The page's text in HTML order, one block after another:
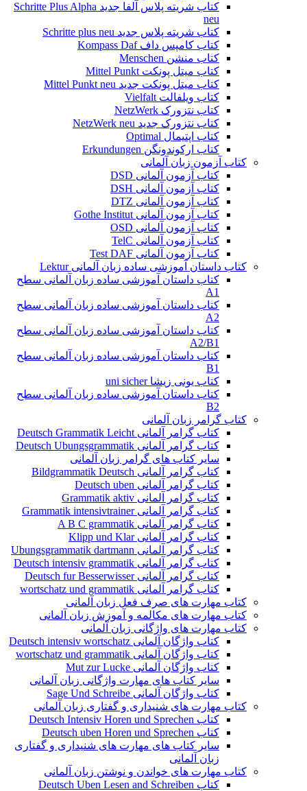
کتاب شریته پلاس آلفا جدید Schritte Plus Alpha
neu
کتاب شریته پلاس جدید Schritte plus neu
کتاب کامپس داف Kompass Daf
کتاب منشن Menschen
کتاب میتل پونکت Mittel Punkt
کتاب میتل پونکت جدید Mittel Punkt neu
کتاب ویلفالت Vielfalt
کتاب نتزورک NetzWerk
کتاب نتزورک جدید NetzWerk neu
کتاب اپتیمال Optimal
کتاب ارکوندونگن Erkundungen
کتاب آزمون زبان آلمانی
کتاب آزمون آلمانی DSD
کتاب آزمون آلمانی DSH
کتاب آزمون آلمانی DTZ
کتاب آزمون آلمانی Gothe Institut
کتاب آزمون آلمانی OSD
کتاب آزمون آلمانی TelC
کتاب آزمون آلمانی Test DAF
کتاب داستان آموزشی ساده زبان آلمانی Lektur
کتاب داستان آموزشی ساده زبان آلمانی سطح
A1
کتاب داستان آموزشی ساده زبان آلمانی سطح
A2
کتاب داستان آموزشی ساده زبان آلمانی سطح
A2/B1
کتاب داستان آموزشی ساده زبان آلمانی سطح
B1
کتاب یونی زیشا uni sicher
کتاب داستان آموزشی ساده زبان آلمانی سطح
B2
کتاب گرامر زبان آلمانی
کتاب گرامر آلمانی Deutsch Grammatik Leicht
کتاب گرامر آلمانی Deutsch Ubungsgrammatik
سایر کتاب های گرامر زبان آلمانی
کتاب گرامر آلمانی Bildgrammatik Deutsch
کتاب گرامر آلمانی Deutsch uben
کتاب گرامر آلمانی Grammatik aktiv
کتاب گرامر آلمانی Grammatik intensivtrainer
کتاب گرامر آلمانی A B C grammatik
کتاب گرامر آلمانی Klipp und Klar
کتاب گرامر آلمانی Ubungsgrammatik dartmann
کتاب گرامر آلمانی Deutsch intensiv grammatik
کتاب گرامر آلمانی Deutsch fur Besserwisser
کتاب گرامر آلمانی wortschatz und grammatik
کتاب مهارت های صرف فعل زبان آلمانی
کتاب مهارت های مکالمه و آموزش زبان آلمانی
کتاب مهارت های واژگانی زبان آلمانی
کتاب واژگان آلمانی Deutsch intensiv wortschatz
کتاب واژگان آلمانی wortschatz und grammatik
کتاب واژگان آلمانی Mut zur Lucke
سایر کتاب های مهارت واژگانی زبان آلمانی
کتاب واژگان آلمانی Sage Und Schreibe
کتاب مهارت های شنیداری و گفتاری زبان آلمانی
کتاب Deutsch Intensiv Horen und Sprechen
کتاب Deutsch uben Horen und Sprechen
سایر کتاب های مهارت های شنیداری و گفتاری
زبان آلمانی
کتاب مهارت های خواندن و نوشتن زبان آلمانی
کتاب Deutsch Uben Lesen and Schreiben